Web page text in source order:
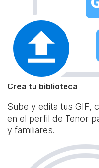
Crea tu biblioteca
Sube y edita tus GIF,
en el perfil de Tenor
y familiares.